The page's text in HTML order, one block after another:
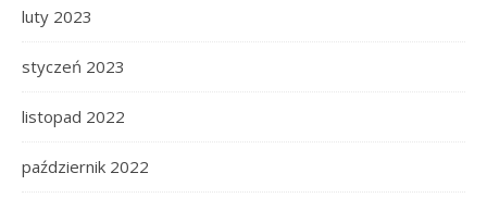
luty 2023
styczeń 2023
listopad 2022
październik 2022